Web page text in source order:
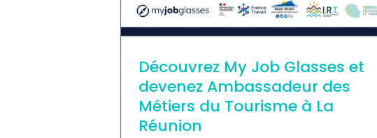
Découvrez My Job Glasses et
devenez Ambassadeur des
Métiers du Tourisme à La
Réunion